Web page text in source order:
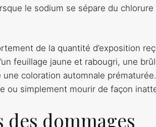
le sodium se sépare du chlorure
de la quantité d’exposition
feuillage jaune et rabougri, une
coloration automnale prématurée.
ou simplement mourir de façon
dommages